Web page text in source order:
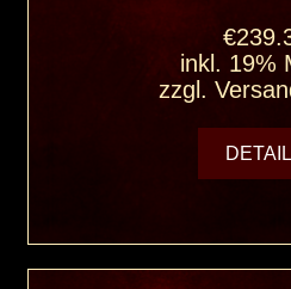
inkl. 19%
zzgl.